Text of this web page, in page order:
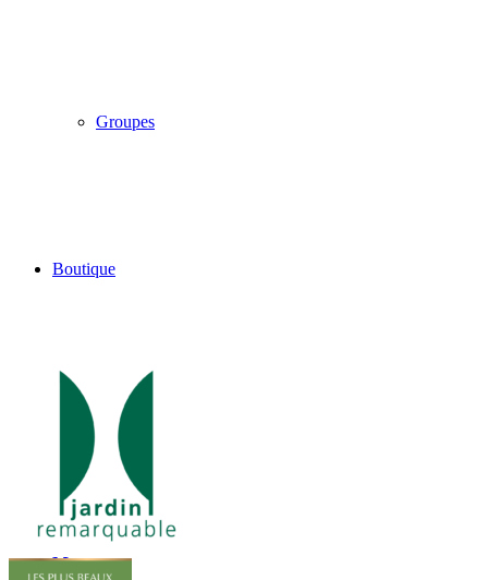
Groupes
Boutique
Menu